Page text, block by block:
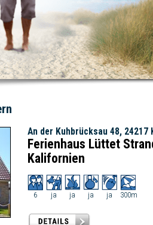
An der Kuhbrücksau 48, 24217
Ferienhaus Lüttet
Kalifornien
6 ja ja ja ja 300m